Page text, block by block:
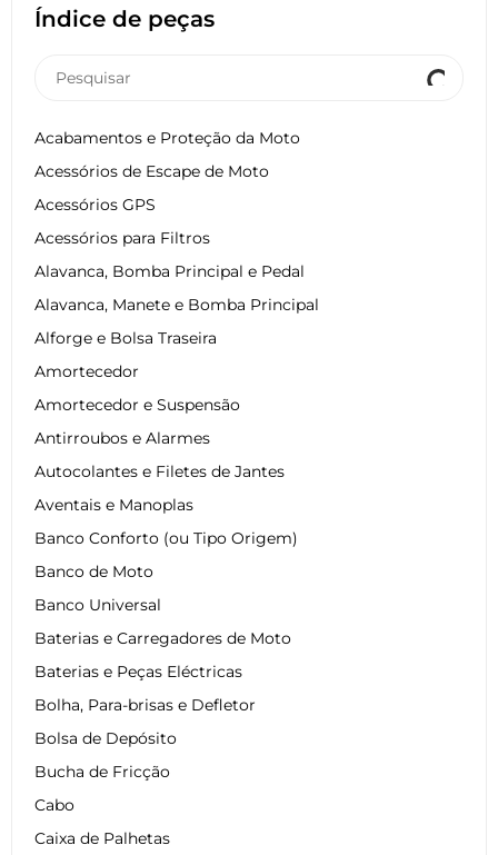
Índice de peças
Acabamentos e Proteção da Moto
Acessórios de Escape de Moto
Acessórios GPS
Acessórios para Filtros
Alavanca, Bomba Principal e Pedal
Alavanca, Manete e Bomba Principal
Alforge e Bolsa Traseira
Amortecedor
Amortecedor e Suspensão
Antirroubos e Alarmes
Autocolantes e Filetes de Jantes
Aventais e Manoplas
Banco Conforto (ou Tipo Origem)
Banco de Moto
Banco Universal
Baterias e Carregadores de Moto
Baterias e Peças Eléctricas
Bolha, Para-brisas e Defletor
Bolsa de Depósito
Bucha de Fricção
Cabo
Caixa de Palhetas